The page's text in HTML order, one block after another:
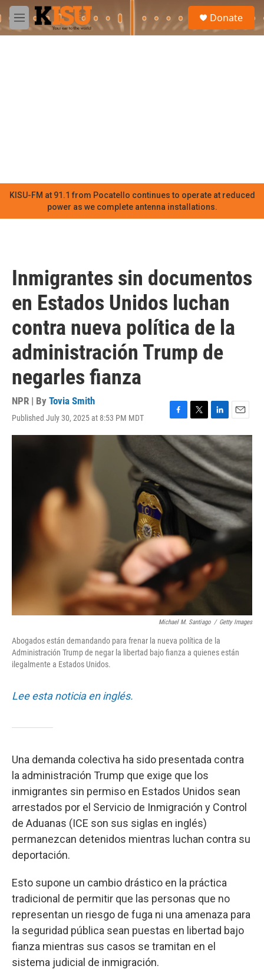
Skip to main content
M
e
Donate
KISU-FM at 91.1 from Pocatello continues to operate at reduced
power as we complete antenna installations.
Inmigrantes sin documentos
en Estados Unidos luchan
contra nueva política de la
administración Trump de
negarles fianza
NPR | By Tovia Smith
Published July 30, 2025 at 8:53 PM MDT
F
a
c
o
o
k
T
w
i
t
t
e
r
L
i
n
k
e
d
I
n
E
m
a
i
l
Michael M. Santiago / Getty Images
Abogados están demandando para frenar la nueva política de la
Administración Trump de negar la libertad bajo fianza a quienes están
ilegalmente a Estados Unidos.
Lee esta noticia en inglés.
Una demanda colectiva ha sido presentada contra
la administración Trump que exige que los
inmigrantes sin permiso en Estados Unidos sean
arrestados por el Servicio de Inmigración y Control
de Aduanas (ICE son sus siglas en inglés)
permanezcan detenidos mientras luchan contra su
deportación.
Esto supone un cambio drástico en la práctica
tradicional de permitir que las personas que no
representan un riesgo de fuga ni una amenaza para
la seguridad pública sean puestas en libertad bajo
fianza mientras sus casos se tramitan en el
sistema judicial de inmigración.